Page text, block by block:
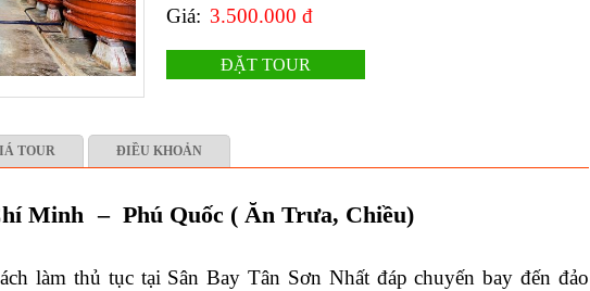
Giá: 3.500.000 đ
ĐẶT TOUR
TOUR ĐIỀU KHOẢN
Minh – Phú Quốc ( Ăn Trưa, Chiều)
làm thủ tục tại Sân Bay Tân Sơn Nhất đáp chuyến bay đến đảo